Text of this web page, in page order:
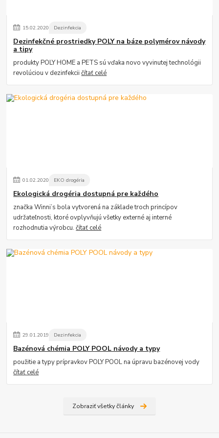
15.02.2020 Dezinfekcia
Dezinfekčné prostriedky POLY na báze polymérov návody
a tipy
produkty POLY HOME a PETS sú vďaka novo vyvinutej technológii
revolúciou v dezinfekciičítať celé
01.02.2020 EKO drogéria
Ekologická drogéria dostupná pre každého
značka Winni’s bola vytvorená na základe troch princípov
udržateľnosti, ktoré ovplyvňujú všetky externé aj interné
rozhodnutia výrobcu.čítať celé
29.01.2019 Dezinfekcia
Bazénová chémia POLY POOL návody a typy
použitie a typy prípravkov POLY POOL na úpravu bazénovej vody
čítať celé
Zobraziť všetky články